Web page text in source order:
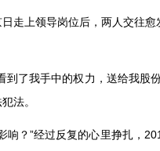
走上领导岗位后，两人交往愈
了我手中的权力，送给我股
法。
响？”经过反复的心里挣扎，